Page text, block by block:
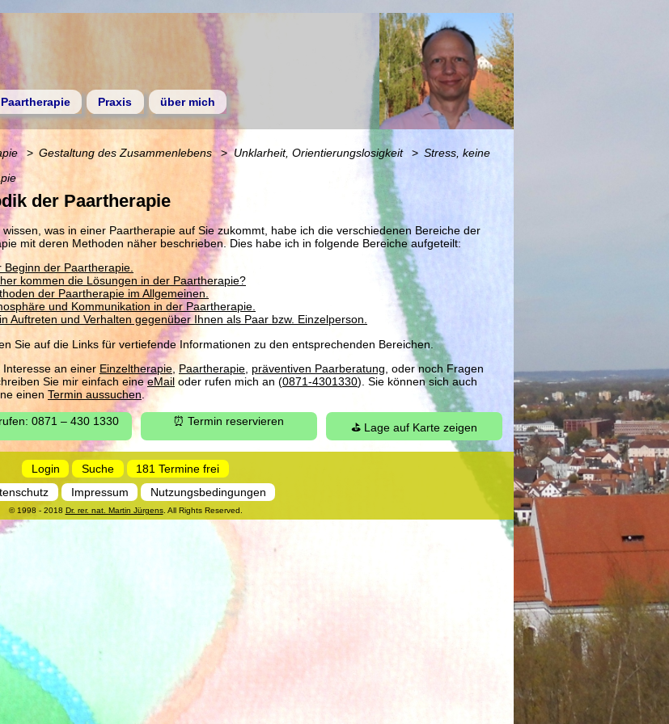
Paartherapie Praxis über mich
der Paartherapie
wissen, was in einer Paartherapie auf Sie zukommt, habe ich die verschiedenen Bereiche der
mit deren Methoden näher beschrieben. Dies habe ich in folgende Bereiche aufgeteilt:
Beginn der Paartherapie.
kommen die Lösungen in der Paartherapie?
der Paartherapie im Allgemeinen.
und Kommunikation in der Paartherapie.
Auftreten und Verhalten gegenüber Ihnen als Paar bzw. Einzelperson.
Sie auf die Links für vertiefende Informationen zu den entsprechenden Bereichen.
Interesse an einer Einzeltherapie Paartherapie präventiven Paarberatung , oder noch Fragen
Sie mir einfach eineeMail oder rufen mich an (0871-4301330). Sie können sich auch
einen Termin aussuchen.
0871 – 430 1330 ⏰ Termin reservieren ⛳ Lage auf Karte zeigen
Gestaltung des Zusammenlebens Unklarheit, Orientierungslosigkeit
Stress, keine
Login Suche
181 Termine frei
Impressum Nutzungsbedingungen
© 1998 - 2018 Dr. rer. nat. Martin Jürgens. All Rights Reserved.